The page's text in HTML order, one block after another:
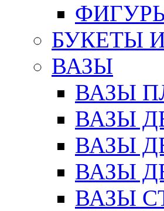
БУКЕТЫ
ВАЗЫ
ВАЗЫ
ВАЗЫ
ВАЗЫ
ВАЗЫ
ВАЗЫ